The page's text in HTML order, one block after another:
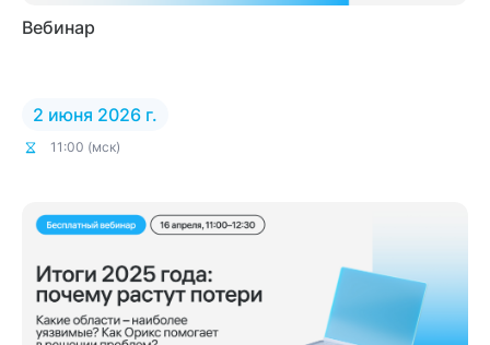
Вебинар
2 июня 2026 г.
11:00 (мск)